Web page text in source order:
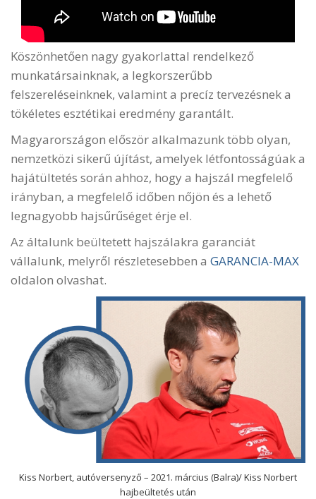
Köszönhetően nagy gyakorlattal rendelkező
munkatársainknak, a legkorszerűbb
felszereléseinknek, valamint a precíz tervezésnek a
tökéletes esztétikai eredmény garantált.
Magyarországon először alkalmazunk több olyan,
nemzetközi sikerű újítást, amelyek létfontosságúak a
hajátültetés során ahhoz, hogy a hajszál megfelelő
irányban, a megfelelő időben nőjön és a lehető
legnagyobb hajsűrűséget érje el.
Az általunk beültetett hajszálakra garanciát
vállalunk, melyről részletesebben a GARANCIA-MAX
oldalon olvashat.
Kiss Norbert, autóversenyző – 2021. március (Balra)/ Kiss Norbert
hajbeültetés után